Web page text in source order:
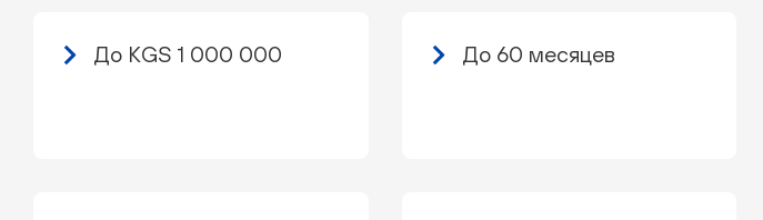
До KGS 1 000 000 До 60 месяцев